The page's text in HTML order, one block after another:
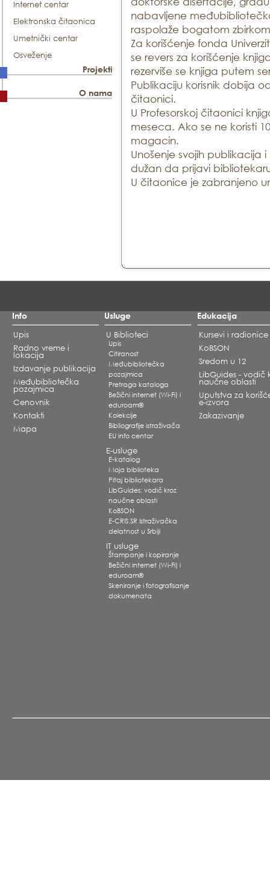
Internet centar
Elektronska čitaonica
Umetnički centar
Osveženje
Projekti
O nama
nabavljene
raspolaže bogatom
Za korišćenje fonda
se revers za korišćenje
rezerviše se knjiga putem
Publikaciju korisnik dobija
čitaonici.
U Profesorskoj čitaonici
meseca. Ako se ne koristi
magacin.
Unošenje svojih publikacija
dužan da prijavi
U čitaonice je zabranjeno
Info
Upis
Radno vreme i
lokacija
Izdavanje publikacija
Međubibliotečka
pozajmica
Cenovnik
Kontakti
Mapa
Usluge
U Biblioteci
Upis
Citiranost
Međubibliotečka
pozajmica
Pretraga kataloga
Bežični internet (Wi-Fi) i
eduroam®
Kolekcije
Bibliografije istraživača
EU info centar
E-usluge
E-katalog
Moja biblioteka
Pitaj bibliotekara
LibGuides: vodič kroz
naučne oblasti
KoBSON
E-CRIS.SR Istraživačka
delatnost u Srbiji
IT usluge
Štampanje i kopiranje
Bežični internet (Wi-Fi) i
eduroam®
Skeniranje i fotografisanje
dokumenata
Edukacija
Kursevi i radionice
KoBSON
Sredom u 12
LibGuides - vodič
naučne oblasti
Uputstva za
e-izvora
Zakazivanje